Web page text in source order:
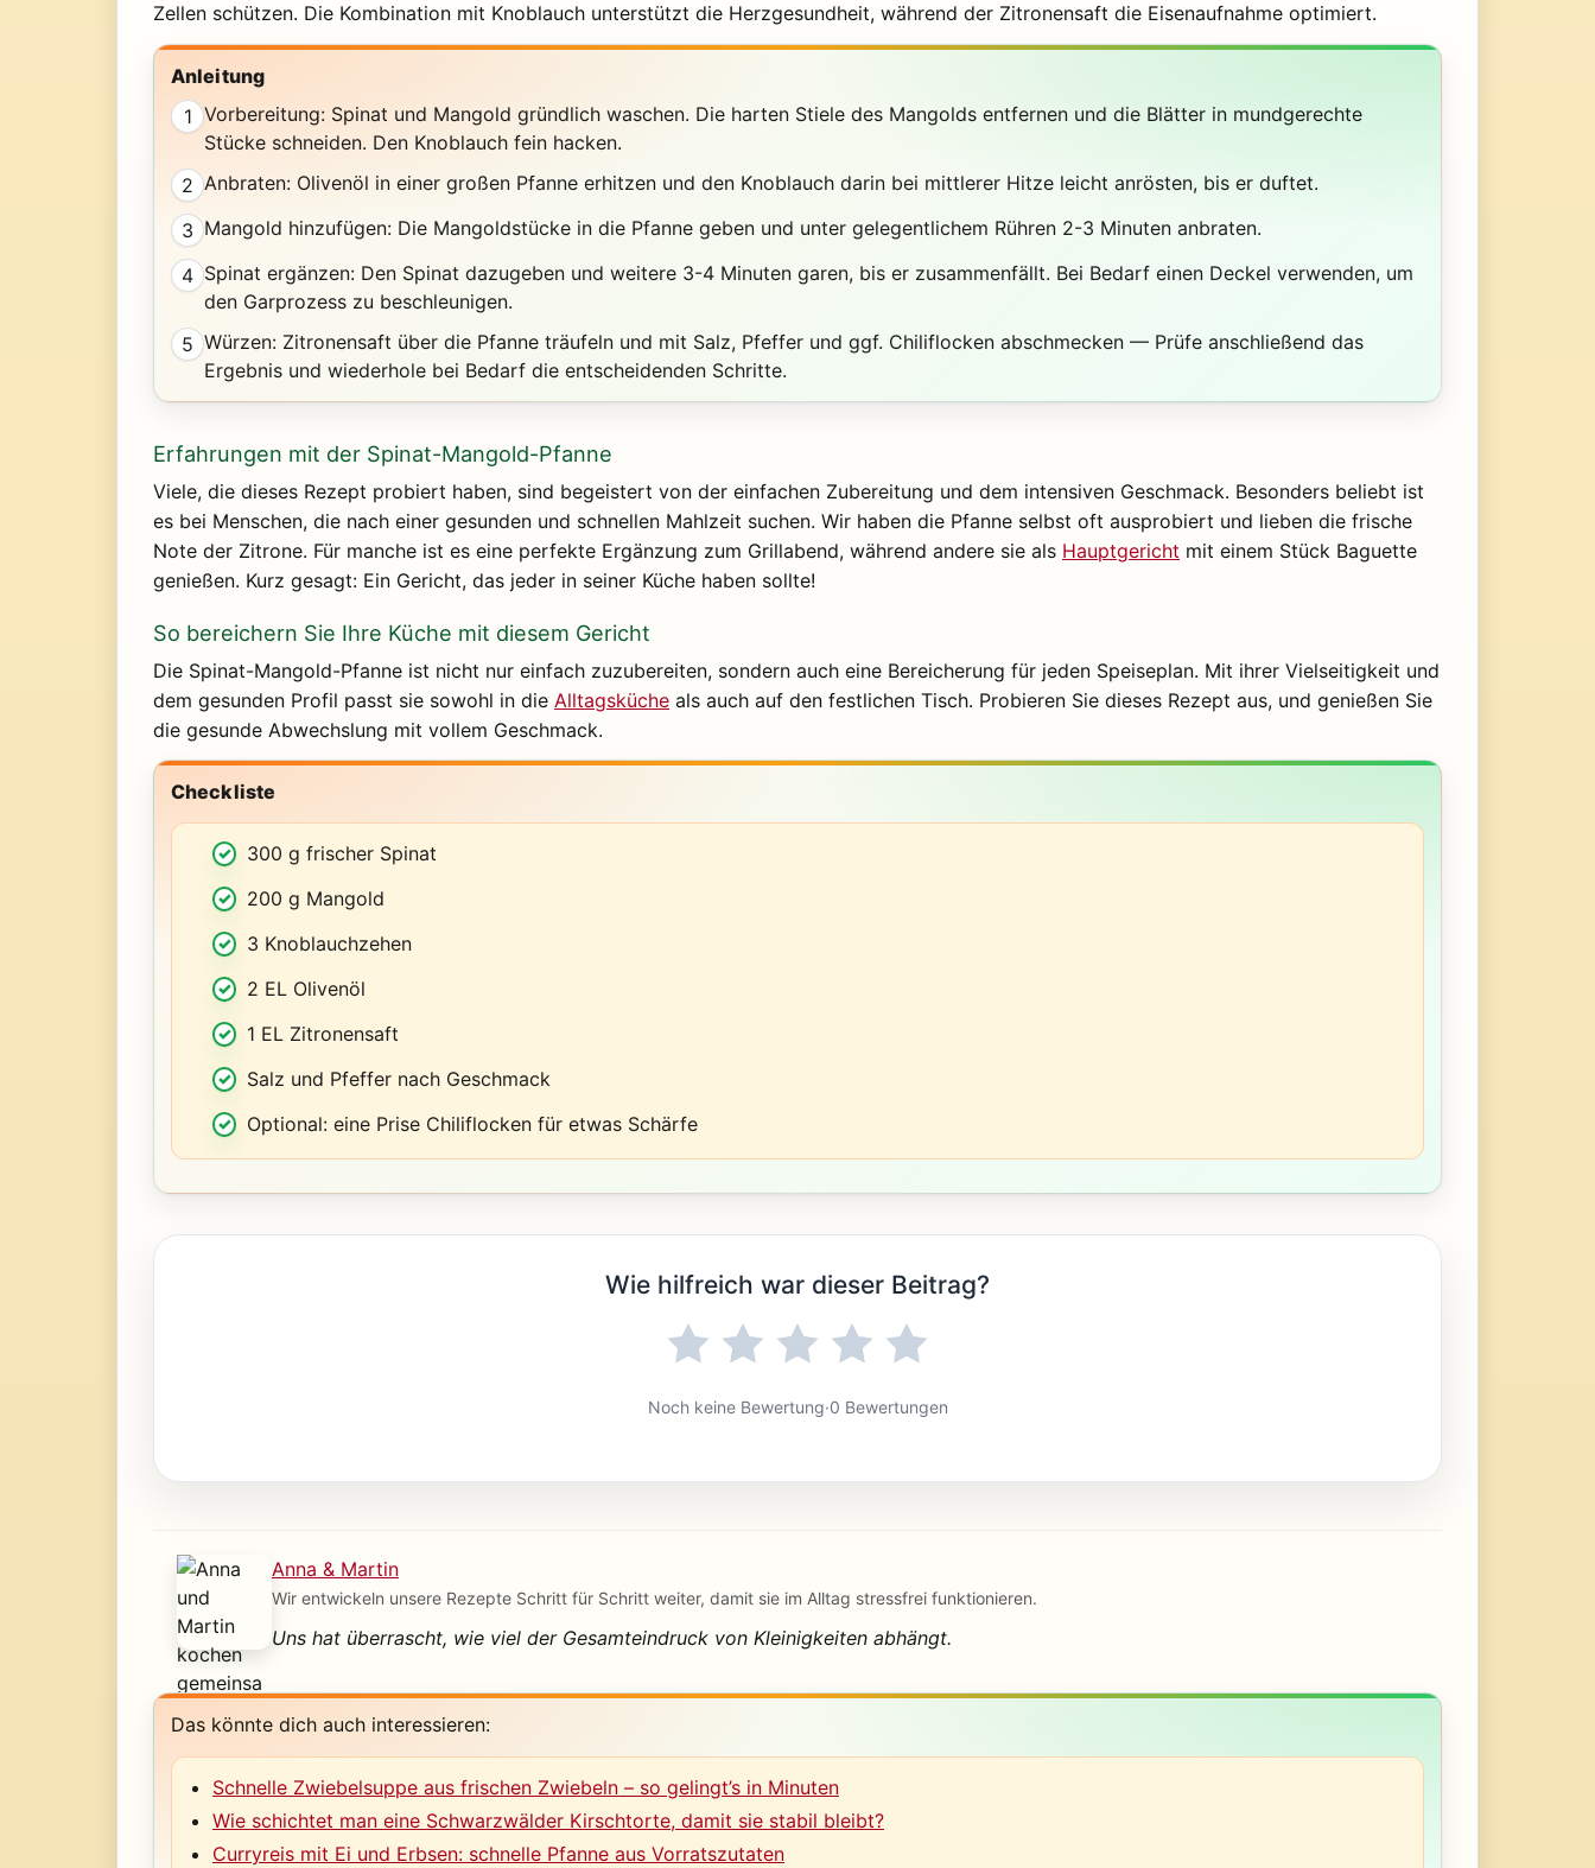
Zellen schützen. Die Kombination mit Knoblauch unterstützt die Herzgesundheit, während der Zitronensaft die Eisenaufnahme optimiert.
Anleitung
1 Vorbereitung: Spinat und Mangold gründlich waschen. Die harten Stiele des Mangolds entfernen und die Blätter in mundgerechte
Stücke schneiden. Den Knoblauch fein hacken.
2 Anbraten: Olivenöl in einer großen Pfanne erhitzen und den Knoblauch darin bei mittlerer Hitze leicht anrösten, bis er duftet.
3 Mangold hinzufügen: Die Mangoldstücke in die Pfanne geben und unter gelegentlichem Rühren 2-3 Minuten anbraten.
4 Spinat ergänzen: Den Spinat dazugeben und weitere 3-4 Minuten garen, bis er zusammenfällt. Bei Bedarf einen Deckel verwenden, um
den Garprozess zu beschleunigen.
5 Würzen: Zitronensaft über die Pfanne träufeln und mit Salz, Pfeffer und ggf. Chiliflocken abschmecken — Prüfe anschließend das
Ergebnis und wiederhole bei Bedarf die entscheidenden Schritte.
Erfahrungen mit der Spinat-Mangold-Pfanne
Viele, die dieses Rezept probiert haben, sind begeistert von der einfachen Zubereitung und dem intensiven Geschmack. Besonders beliebt ist
es bei Menschen, die nach einer gesunden und schnellen Mahlzeit suchen. Wir haben die Pfanne selbst oft ausprobiert und lieben die frische
Note der Zitrone. Für manche ist es eine perfekte Ergänzung zum Grillabend, während andere sie als Hauptgericht mit einem Stück Baguette
genießen. Kurz gesagt: Ein Gericht, das jeder in seiner Küche haben sollte!
So bereichern Sie Ihre Küche mit diesem Gericht
Die Spinat-Mangold-Pfanne ist nicht nur einfach zuzubereiten, sondern auch eine Bereicherung für jeden Speiseplan. Mit ihrer Vielseitigkeit und
dem gesunden Profil passt sie sowohl in die Alltagsküche als auch auf den festlichen Tisch. Probieren Sie dieses Rezept aus, und genießen Sie
die gesunde Abwechslung mit vollem Geschmack.
Checkliste
300 g frischer Spinat
200 g Mangold
3 Knoblauchzehen
2 EL Olivenöl
1 EL Zitronensaft
Salz und Pfeffer nach Geschmack
Optional: eine Prise Chiliflocken für etwas Schärfe
Wie hilfreich war dieser Beitrag?
Noch keine Bewertung·0 Bewertungen
Anna & Martin
Wir entwickeln unsere Rezepte Schritt für Schritt weiter, damit sie im Alltag stressfrei funktionieren.
Uns hat überrascht, wie viel der Gesamteindruck von Kleinigkeiten abhängt.
Das könnte dich auch interessieren:
Schnelle Zwiebelsuppe aus frischen Zwiebeln – so gelingt’s in Minuten
Wie schichtet man eine Schwarzwälder Kirschtorte, damit sie stabil bleibt?
Curryreis mit Ei und Erbsen: schnelle Pfanne aus Vorratszutaten